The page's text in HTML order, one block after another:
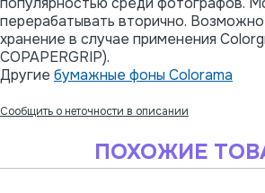
перерабатывать вторично.
хранение в случае применения
COPAPERGRIP).
Другие бумажные фоны Colorama
Сообщить о неточности в описании
ПОХОЖИЕ